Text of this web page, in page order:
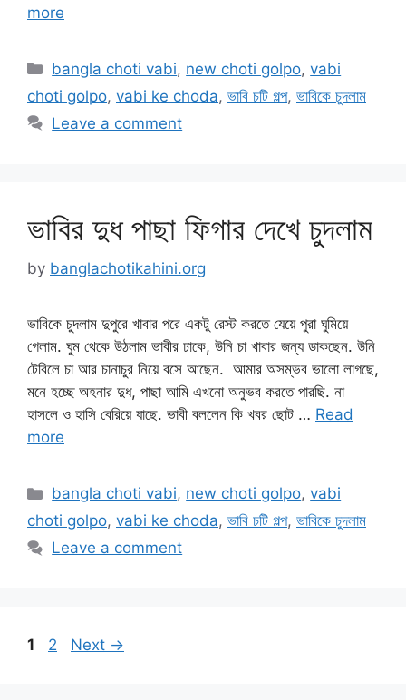
more
Categories
bangla choti vabi, new choti golpo,vabi
choti golpo, vabi ke choda, ভাবি চটি গল্প, ভাবিকে চুদলাম
Leave a comment
ভাবির দুধ পাছা ফিগার দেখে চুদলাম
by banglachotikahini.org
ভাবিকে চুদলাম দুপুরে খাবার পরে একটু রেস্ট করতে যেয়ে পুরা ঘুমিয়ে
গেলাম. ঘুম থেকে উঠলাম ভাবীর ঢাকে, উনি চা খাবার জন্য ডাকছেন. উনি
টেবিলে চা আর চানাচুর নিয়ে বসে আছেন. আমার অসম্ভব ভালো লাগছে,
মনে হচ্ছে অহনার দুধ, পাছা আমি এখনো অনুভব করতে পারছি. না
হাসলে ও হাসি বেরিয়ে যাছে. ভাবী বললেন কি খবর ছোট … Read
more
Categories
bangla choti vabi, new choti golpo,vabi
choti golpo, vabi ke choda, ভাবি চটি গল্প, ভাবিকে চুদলাম
Leave a comment
Page
1 Page
2 Next →